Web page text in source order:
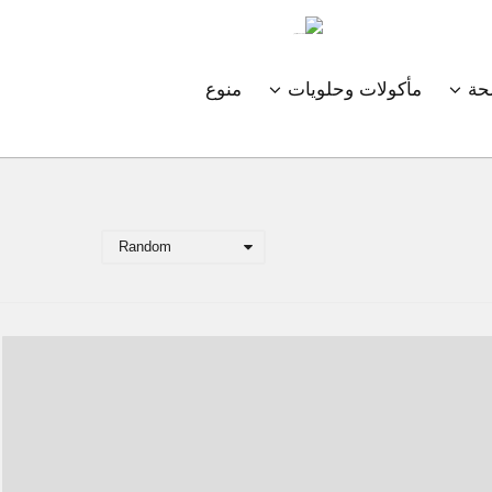
مأكولات وحلويات منوع
Random